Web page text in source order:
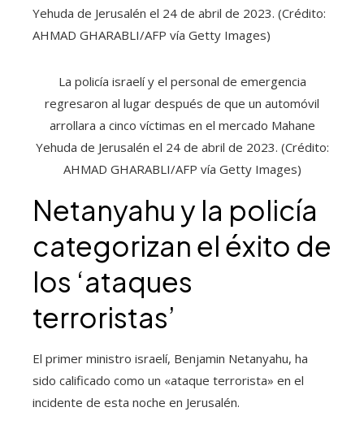
La policía israelí y el personal de emergencia
regresaron al lugar después de que un automóvil
arrollara a cinco víctimas en el mercado Mahane
Yehuda de Jerusalén el 24 de abril de 2023. (Crédito:
AHMAD GHARABLI/AFP vía Getty Images)
Netanyahu y la policía
categorizan el éxito de
los ‘ataques
terroristas’
El primer ministro israelí, Benjamin Netanyahu, ha
sido calificado como un «ataque terrorista» en el
incidente de esta noche en Jerusalén.